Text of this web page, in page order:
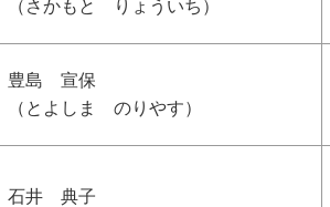
（さかもと りょういち）
豊島 宣保
（とよしま のりやす）
石井 典子